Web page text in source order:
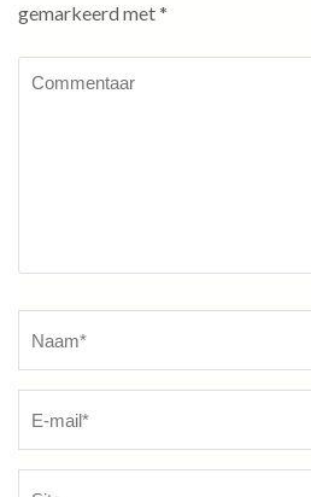
gemarkeerd met*